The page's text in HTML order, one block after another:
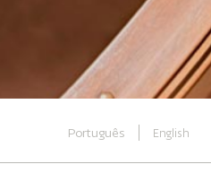
Português English